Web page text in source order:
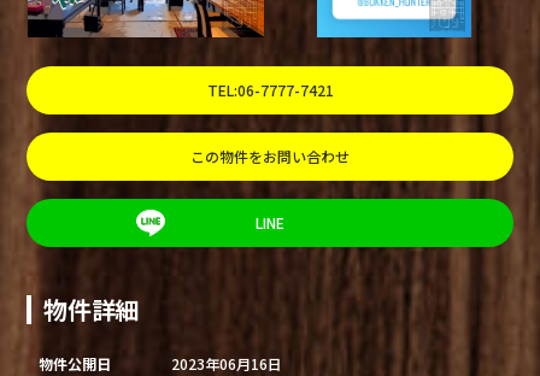
TEL:06-7777-7421
この物件をお問い合わせ
LINE
物件詳細
物件公開日 2023年06月16日